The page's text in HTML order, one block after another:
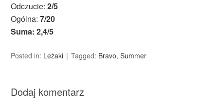
Odczucie:2/5
Ogólna:7/20
Suma: 2,4/5
Posted in: Leżaki Tagged: Bravo,Summer
Dodaj komentarz